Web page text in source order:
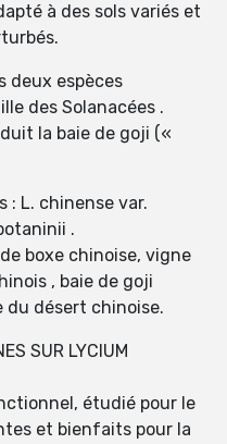
à des sols variés et
deux espèces
des Solanacées .
la baie de goji («
: L. chinense var.
.
boxe chinoise, vigne
, baie de goji
du désert chinoise.
SUR LYCIUM
étudié pour le
et bienfaits pour la